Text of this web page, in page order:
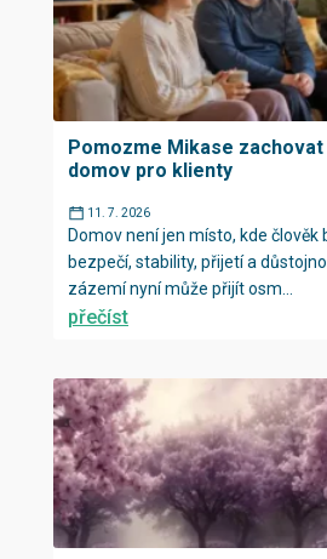
Pomozme Mikase
domov pro klienty
11. 7. 2026
Domov není jen místo, kde člověk
bezpečí, stability, přijetí a
zázemí nyní může přijít osm...
přečíst